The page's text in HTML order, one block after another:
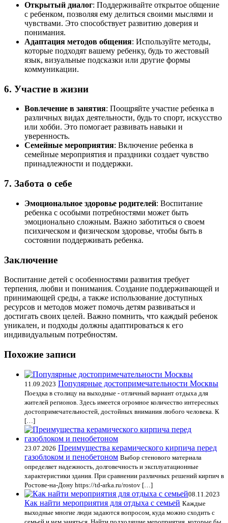
Открытый диалог: Поддерживайте открытое общение
с ребенком, позволяя ему делиться своими мыслями и
чувствами. Это способствует развитию доверия и
понимания.
Адаптация методов общения: Используйте методы,
которые подходят вашему ребенку, будь то жестовый
язык, визуальные подсказки или другие формы
коммуникации.
6. Участие в жизни
Вовлечение в занятия: Поощряйте участие ребенка в
различных видах деятельности, будь то спорт, искусство
или хобби. Это помогает развивать навыки и
уверенность.
Семейные мероприятия: Включение ребенка в
семейные мероприятия и праздники создает чувство
принадлежности и поддержки.
7. Забота о себе
Эмоциональное здоровье родителей: Воспитание
ребенка с особыми потребностями может быть
эмоционально сложным. Важно заботиться о своем
психическом и физическом здоровье, чтобы быть в
состоянии поддерживать ребенка.
Заключение
Воспитание детей с особенностями развития требует
терпения, любви и понимания. Создание поддерживающей и
принимающей среды, а также использование доступных
ресурсов и методов может помочь детям развиваться и
достигать своих целей. Важно помнить, что каждый ребенок
уникален, и подходы должны адаптироваться к его
индивидуальным потребностям.
Похожие записи
11.09.2023 Популярные достопримечательности Москвы
Поездка в столицу на выходные - отличный вариант отдыха для
жителей регионов. Здесь имеется огромное количество интересных
достопримечательностей, достойных внимания любого человека. К
[…]
23.07.2026 Преимущества керамического кирпича перед
газоблоком и пенобетоном Выбор стенового материала
определяет надежность, долговечность и эксплуатационные
характеристики здания. При сравнении различных решений кирпич в
Ростове-на-Дону https://td-arka.ru/rostov […]
08.11.2023
Как найти мероприятия для отдыха с семьей Каждые
выходные многие люди задаются вопросом, куда можно сходить с